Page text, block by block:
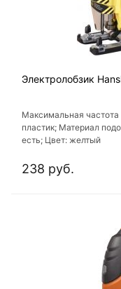
Электролобзик
Максимальная
пластик; Материал
есть; Цвет: желтый
238 руб.